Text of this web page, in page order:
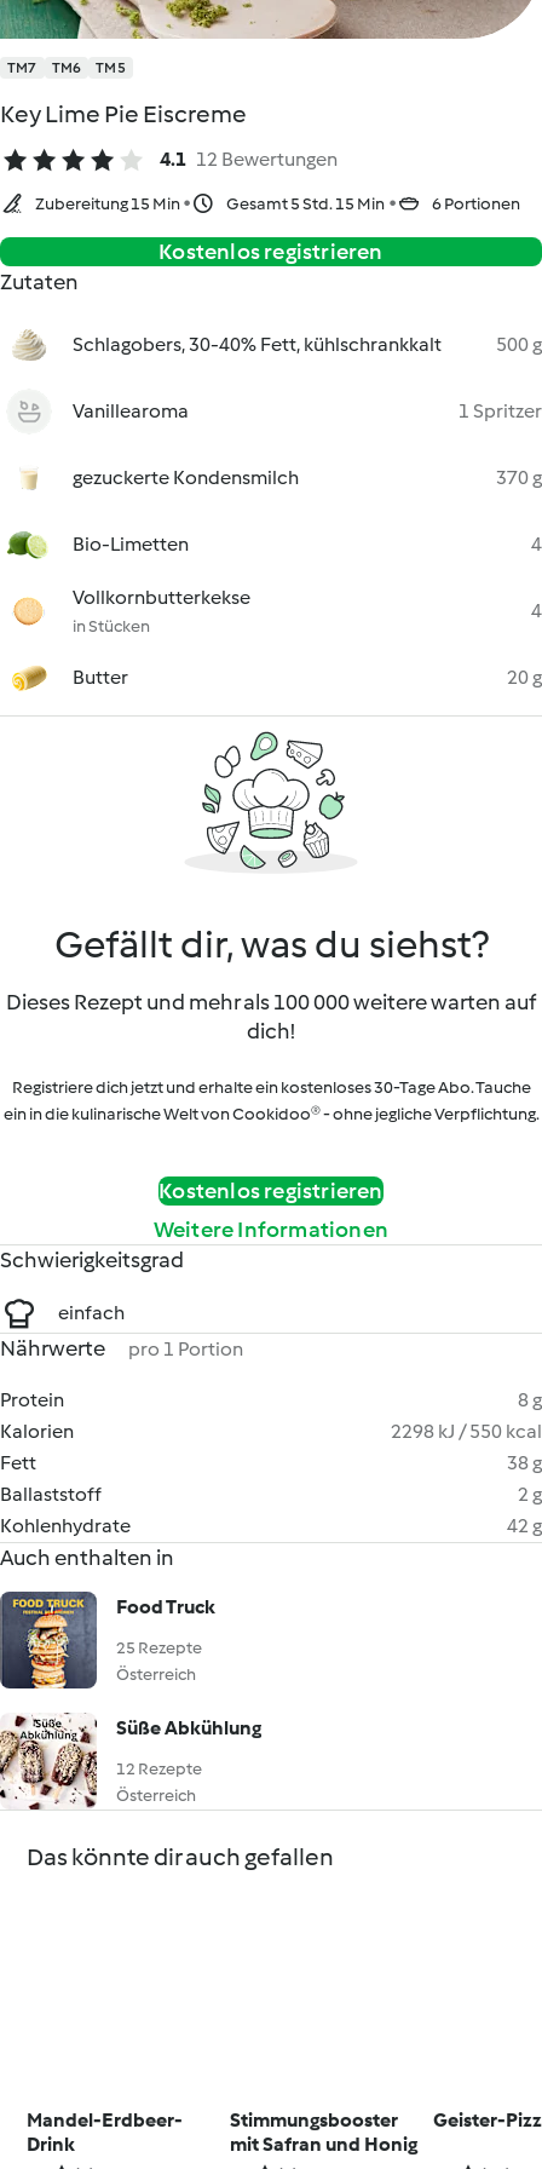
TM7 TM6 TM5
Key Lime Pie Eiscreme
4.1 12 Bewertungen
Zubereitung 15 Min Gesamt 5 Std. 15 Min 6 Portionen
Kostenlos registrieren
Zutaten
Schlagobers, 30-40% Fett, kühlschrankkalt 500 g
Vanillearoma 1 Spritzer
gezuckerte Kondensmilch 370 g
Bio-Limetten 4
Vollkornbutterkekse
in Stücken
4
Butter 20 g
Gefällt dir, was du siehst?
Dieses Rezept und mehr als 100 000 weitere warten auf
dich!
Registriere dich jetzt und erhalte ein kostenloses 30-Tage Abo. Tauche
ein in die kulinarische Welt von Cookidoo® - ohne jegliche Verpflichtung.
Kostenlos registrieren
Weitere Informationen
Schwierigkeitsgrad
einfach
Nährwerte pro 1 Portion
Protein
8 g
Kalorien
2298 kJ / 550 kcal
Fett
38 g
Ballaststoff
2 g
Kohlenhydrate
42 g
Auch enthalten in
Food Truck
25 Rezepte
Österreich
Süße Abkühlung
12 Rezepte
Österreich
Das könnte dir auch gefallen
Mandel-Erdbeer-
Drink
Stimmungsbooster
mit Safran und Honig
Geister-